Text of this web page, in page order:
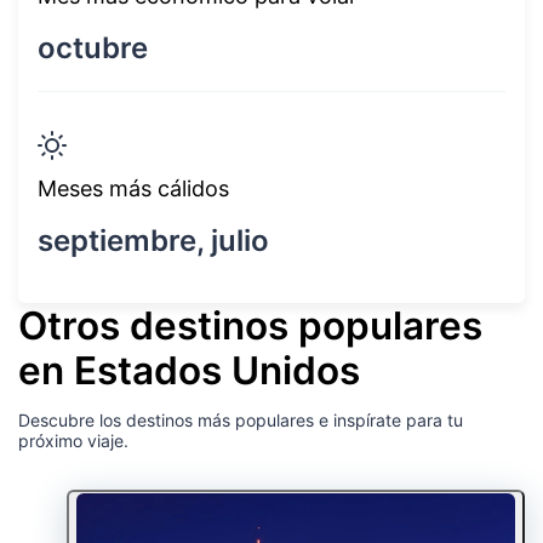
octubre
Meses más cálidos
septiembre, julio
Otros destinos populares
en Estados Unidos
Descubre los destinos más populares e inspírate para tu
próximo viaje.